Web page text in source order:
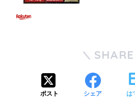
SHARE
ポスト シェア は